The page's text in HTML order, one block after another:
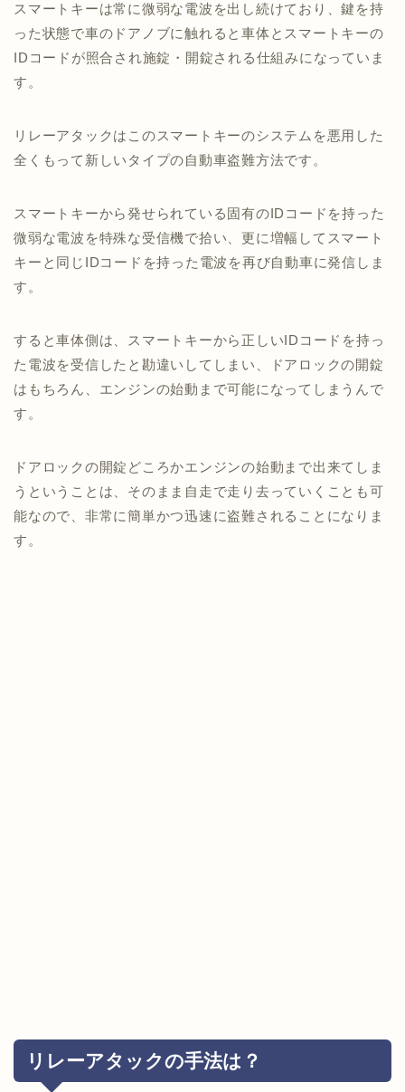
スマートキーは常に微弱な電波を出し続けており、鍵を持
った状態で車のドアノブに触れると車体とスマートキーの
IDコードが照合され施錠・開錠される仕組みになっていま
す。
リレーアタックはこのスマートキーのシステムを悪用した
全くもって新しいタイプの自動車盗難方法です。
スマートキーから発せられている固有のIDコードを持った
微弱な電波を特殊な受信機で拾い、更に増幅してスマート
キーと同じIDコードを持った電波を再び自動車に発信しま
す。
すると車体側は、スマートキーから正しいIDコードを持っ
た電波を受信したと勘違いしてしまい、ドアロックの開錠
はもちろん、エンジンの始動まで可能になってしまうんで
す。
ドアロックの開錠どころかエンジンの始動まで出来てしま
うということは、そのまま自走で走り去っていくことも可
能なので、非常に簡単かつ迅速に盗難されることになりま
す。
リレーアタックの手法は？